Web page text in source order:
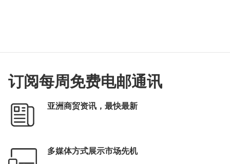
订阅每周免费电邮通讯
亚洲商贸资讯，最快最新
多媒体方式展示市场先机